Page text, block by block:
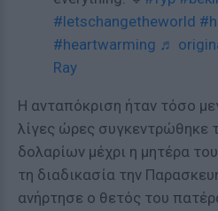
#letschangetheworld
#heartwarming ♬
Ray
Η ανταπόκριση ήταν τόσο
λίγες ώρες συγκεντρώθηκε
δολαρίων μέχρι η μητέρα
τη διαδικασία την
ανήρτησε ο θετός του